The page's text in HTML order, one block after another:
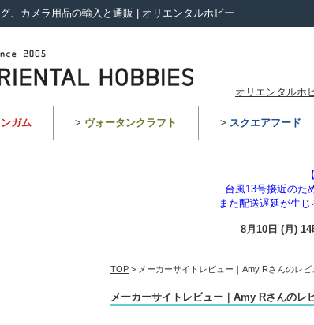
、カメラ用品の輸入と通販 | オリエンタルホビー
オリエンタルホ
ガム > ヴォータンクラフト > スクエアフード
台風13号接近のた
また配送遅延が生
8月10日 (月) 14
TOP > メーカーサイトレビュー｜Amy Rさんのレビ
メーカーサイトレビュー｜Amy Rさんのレ